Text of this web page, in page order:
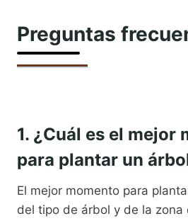
Preguntas
1. ¿Cuál es el mejor
para plantar un
El mejor momento para
del tipo de árbol y de la zona